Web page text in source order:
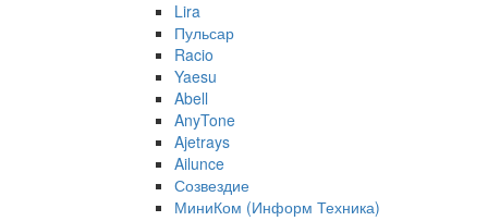
Lira
Пульсар
Racio
Yaesu
Abell
AnyTone
Ajetrays
Ailunce
Созвездие
МиниКом (Информ Техника)